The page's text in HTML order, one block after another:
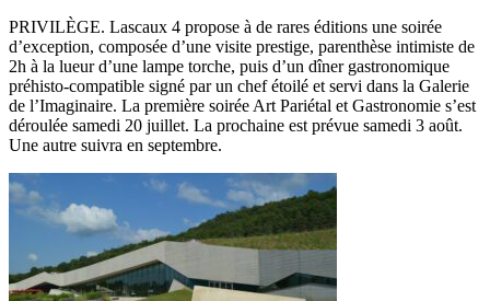
PRIVILÈGE. Lascaux 4 propose à de rares éditions une soirée
d’exception, composée d’une visite prestige, parenthèse intimiste de
2h à la lueur d’une lampe torche, puis d’un dîner gastronomique
préhisto-compatible signé par un chef étoilé et servi dans la Galerie
de l’Imaginaire. La première soirée Art Pariétal et Gastronomie s’est
déroulée samedi 20 juillet. La prochaine est prévue samedi 3 août.
Une autre suivra en septembre.